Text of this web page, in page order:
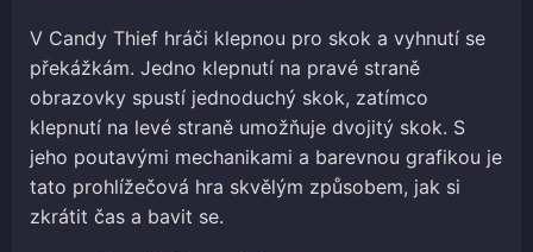
V Candy Thief hráči klepnou pro skok a vyhnutí se
překážkám. Jedno klepnutí na pravé straně
obrazovky spustí jednoduchý skok, zatímco
klepnutí na levé straně umožňuje dvojitý skok. S
jeho poutavými mechanikami a barevnou grafikou je
tato prohlížečová hra skvělým způsobem, jak si
zkrátit čas a bavit se.